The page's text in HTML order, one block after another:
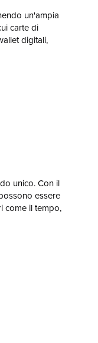
un'ampia
carte di
digitali,
unico. Con il
essere
come il tempo,